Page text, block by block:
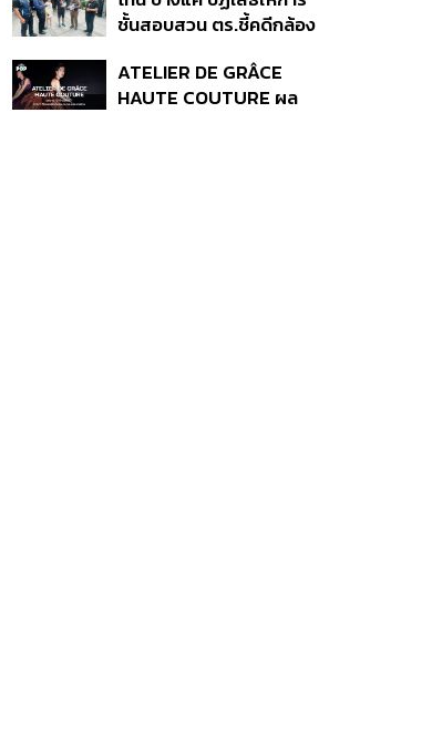
ชั้นสอบสวน ตร.ชี้คดีกล้อง
40 ราย ไม่เกี่ยวคดีมาดาม
เก่ง
ATELIER DE GRÂCE
HAUTE COUTURE ผล